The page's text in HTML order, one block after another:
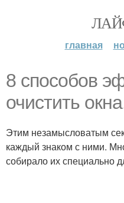
главная
8 способов
очистить
Этим незамысловатым
каждый знаком с ними.
собирало их специально